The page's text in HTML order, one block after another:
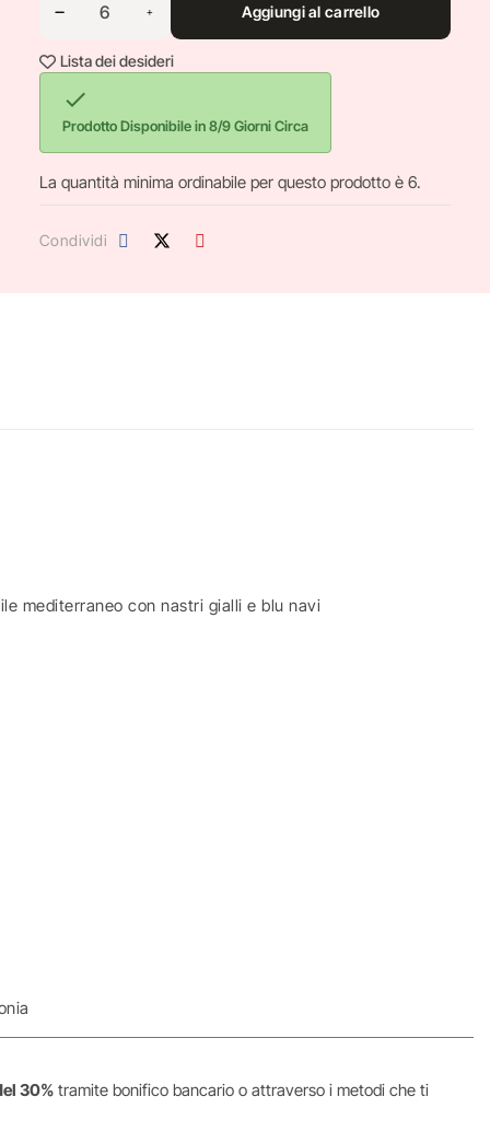
Aggiungi al carrello
Lista dei desideri

Prodotto Disponibile in 8/9 Giorni Circa
La quantità minima ordinabile per questo prodotto è 6.
Condividi
mediterraneo con nastri gialli e blu navi
30% tramite bonifico bancario o attraverso i metodi che ti